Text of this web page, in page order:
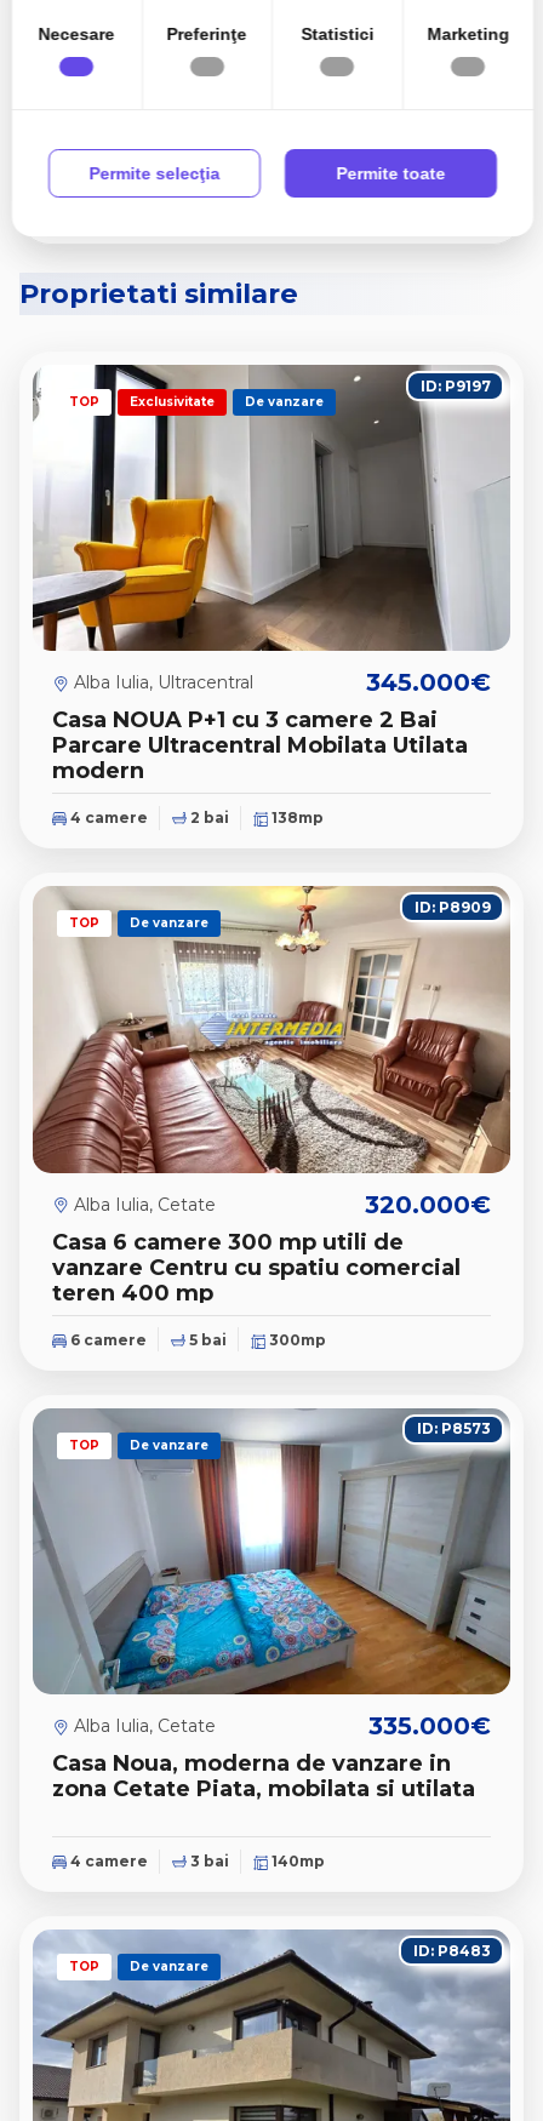
Sunt de acord cu prelucrarea datelor conformpoliticii
de confidentialitate
Proprietati similare
TOP Exclusivitate De vanzare
Casa NOUA P+1 cu 3 camere 2 Bai
Parcare Ultracentral Mobilata Utilata
modern
Alba Iulia, Ultracentral 345.000€
4 camere 2 bai 138mp
ID: P9197
TOP De vanzare
Casa 6 camere 300 mp utili de
vanzare Centru cu spatiu comercial
teren 400 mp
Alba Iulia, Cetate 320.000€
6 camere 5 bai 300mp
ID: P8909
TOP De vanzare
Casa Noua, moderna de vanzare in
zona Cetate Piata, mobilata si utilata
Alba Iulia, Cetate 335.000€
4 camere 3 bai 140mp
ID: P8573
TOP De vanzare
ID: P8483
Necesare Preferinţe Statistici Marketing
Permite selecţia Permite toate